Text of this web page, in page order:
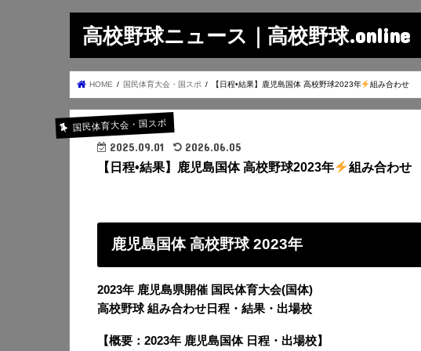
高校野球ニュース｜高校野球.online
HOME 国民体育大会・国スポ 【日程•結果】鹿児島国体 高校野球2023年 組み合わせ
国民体育大会・国スポ
2025.09.01 2026.06.05
【日程•結果】鹿児島国体 高校野球2023年 組み合わせ
鹿児島国体 高校野球 2023年
2023年 鹿児島県開催 国民体育大会(国体)
高校野球 組み合わせ日程・結果・出場校
【概要：2023年 鹿児島国体 日程・出場校】